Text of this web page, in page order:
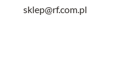
sklep@rf.com.pl